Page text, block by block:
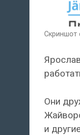
Скриншот
Они
и